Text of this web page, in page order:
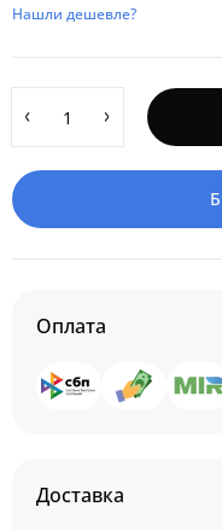
Нашли дешевле?
Оплата
Доставка